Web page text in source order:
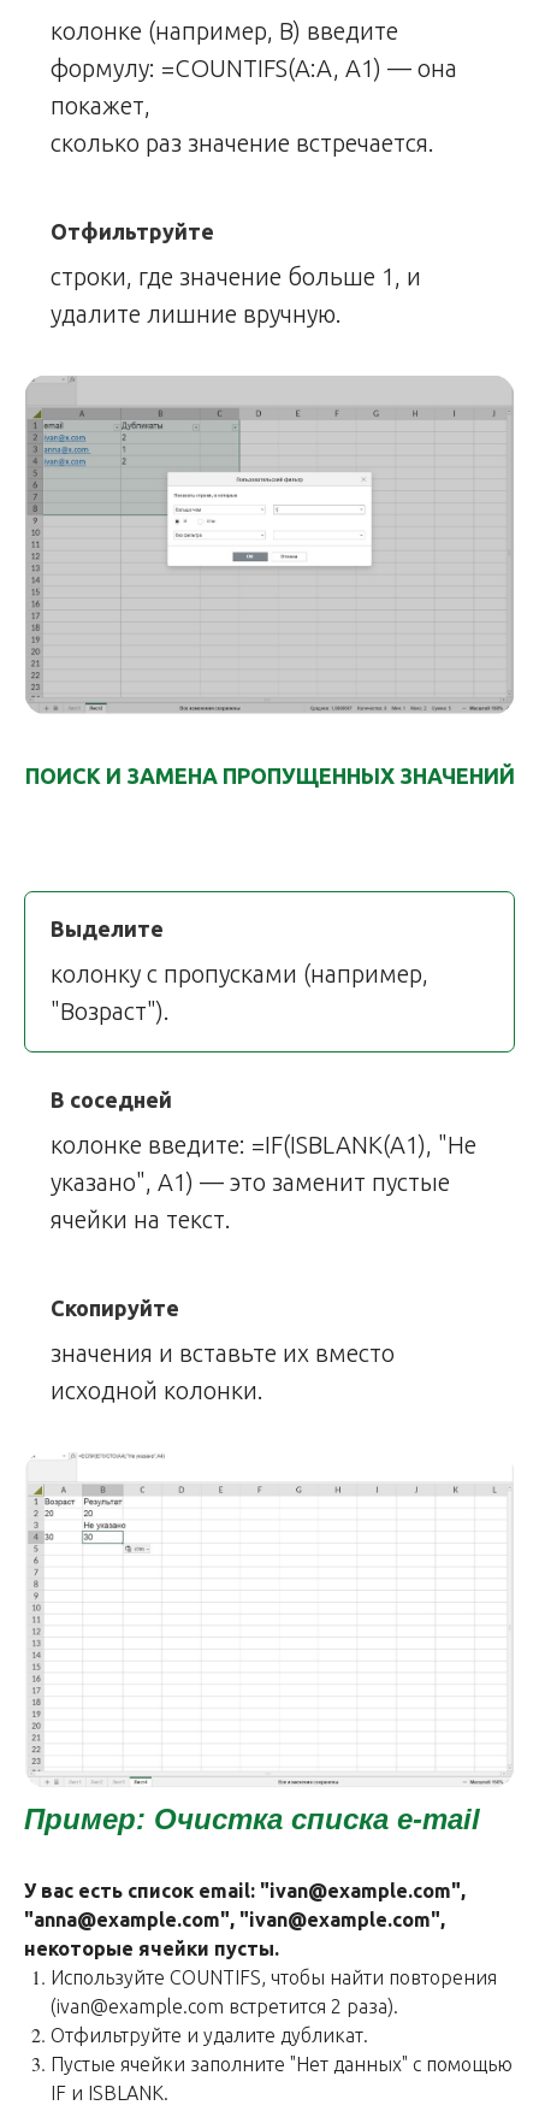
колонке (например, B) введите
формулу: =COUNTIFS(A:A, A1) — она
покажет,
сколько раз значение встречается.
Отфильтруйте
строки, где значение больше 1, и
удалите лишние вручную.
ПОИСК И ЗАМЕНА ПРОПУЩЕННЫХ ЗНАЧЕНИЙ
Выделите
колонку с пропусками (например,
"Возраст").
В соседней
колонке введите: =IF(ISBLANK(A1), "Не
указано", A1) — это заменит пустые
ячейки на текст.
Скопируйте
значения и вставьте их вместо
исходной колонки.
Пример: Очистка списка e-mail
У вас есть список email: "ivan@example.com",
"anna@example.com", "ivan@example.com",
некоторые ячейки пусты.
Используйте COUNTIFS, чтобы найти повторения
(ivan@example.com встретится 2 раза).
Отфильтруйте и удалите дубликат.
Пустые ячейки заполните "Нет данных" с помощью
IF и ISBLANK.